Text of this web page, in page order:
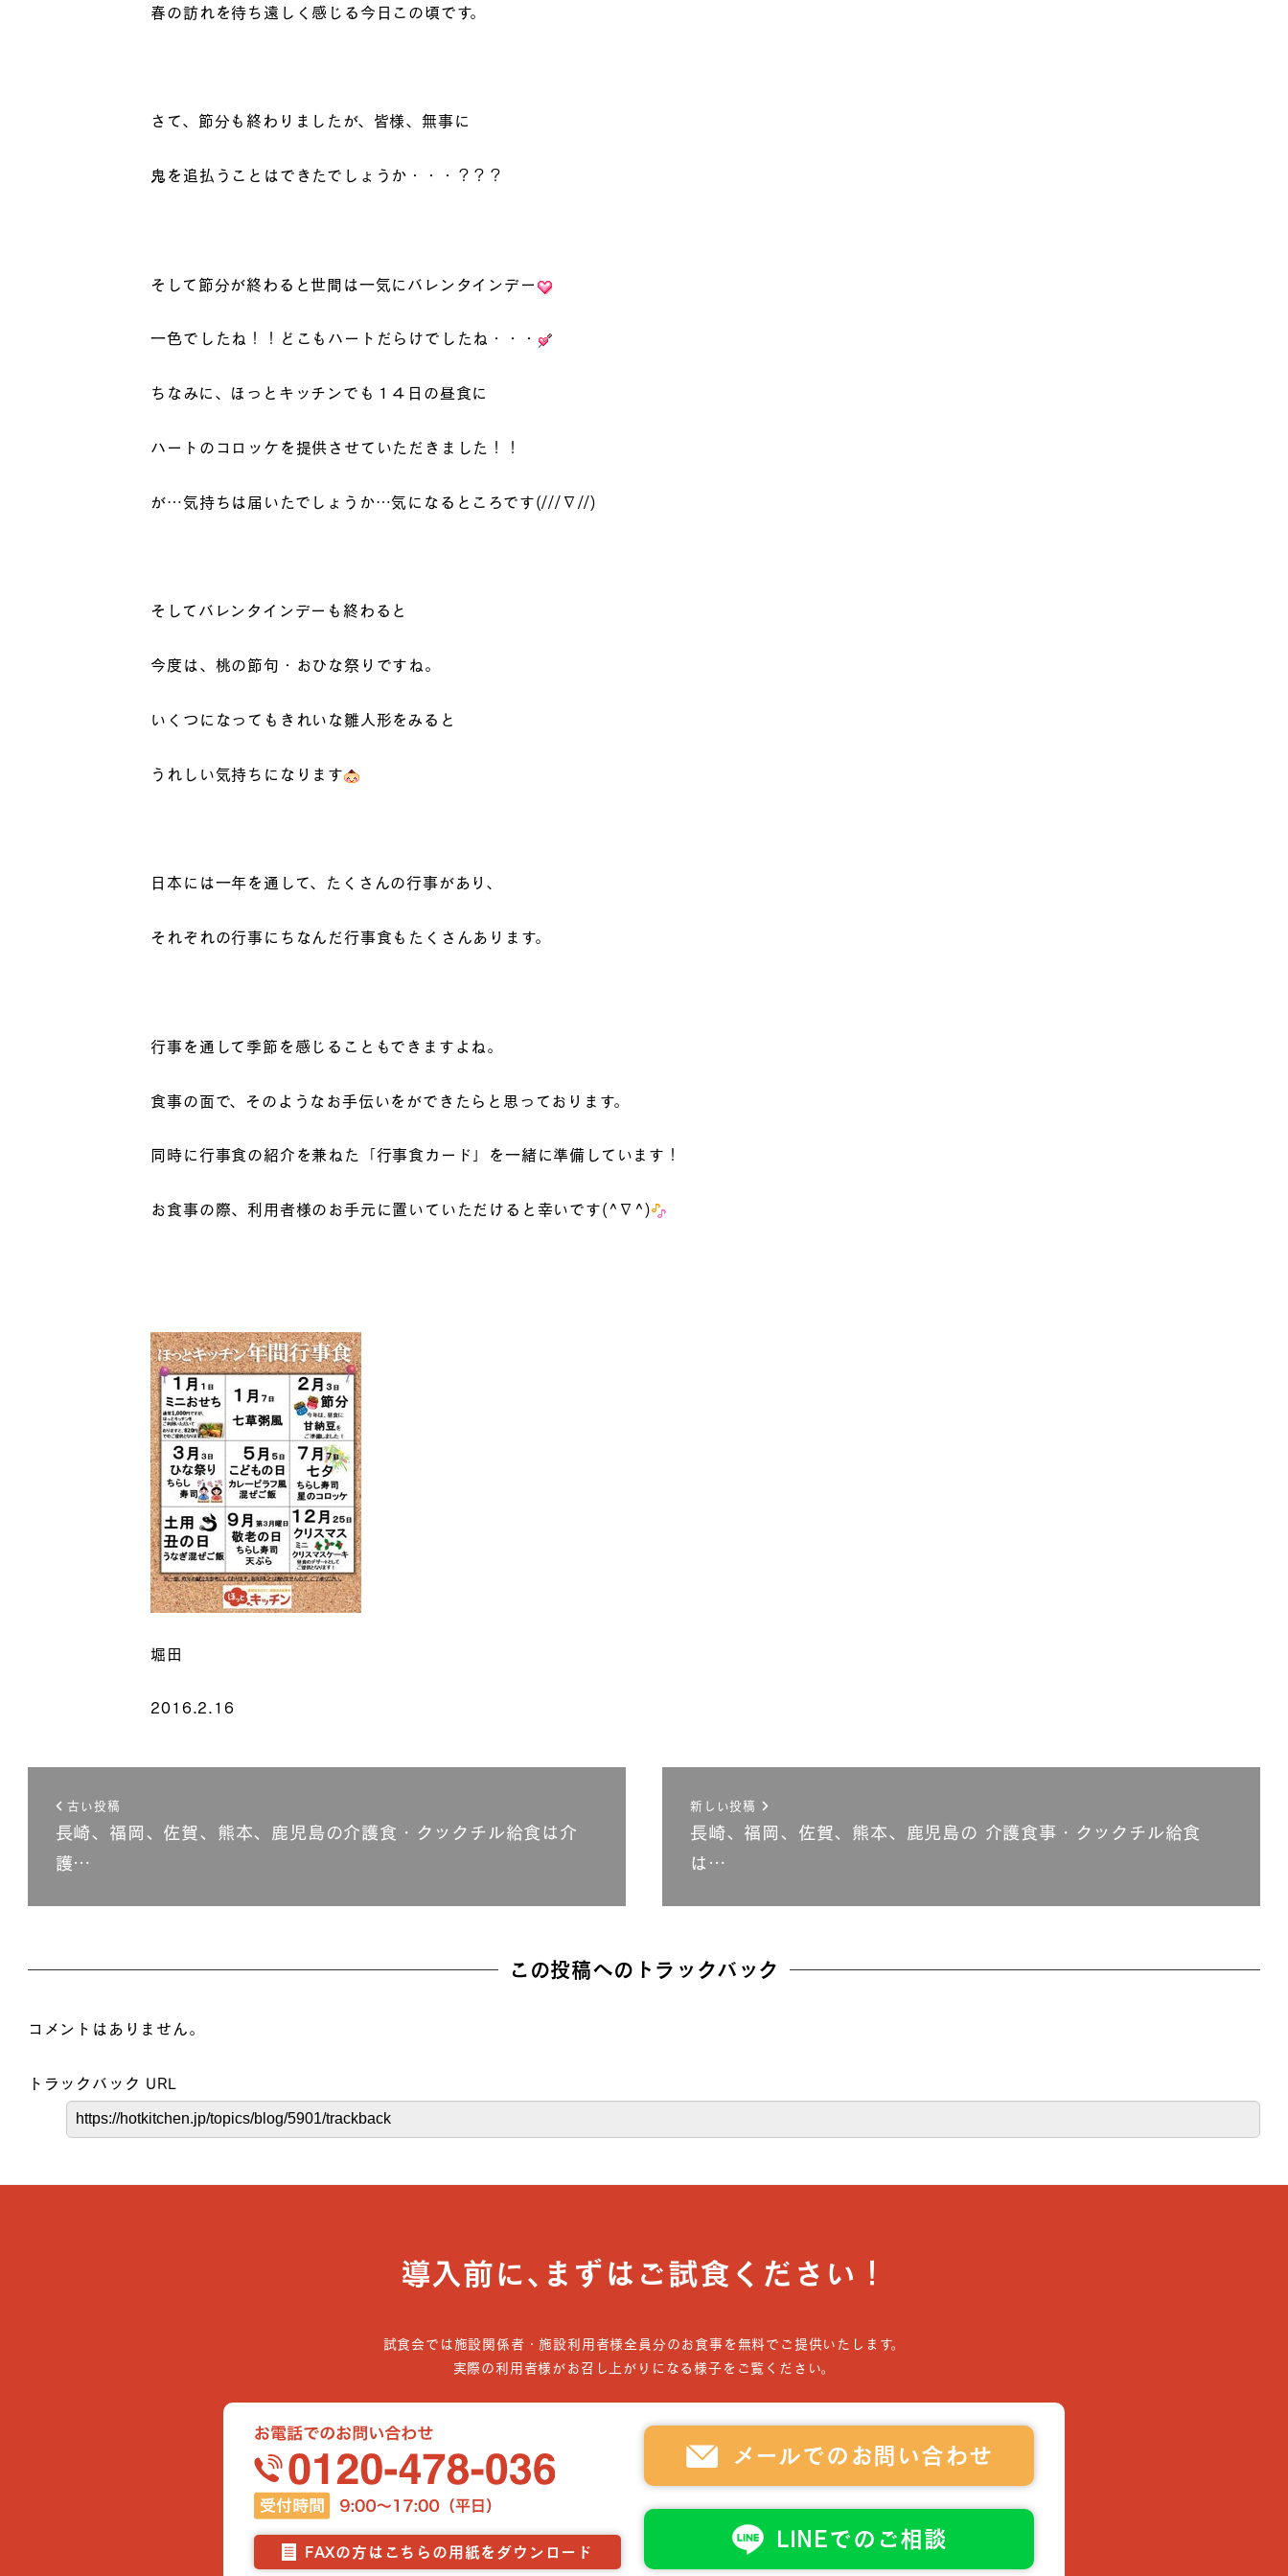
春の訪れを待ち遠しく感じる今日この頃です。
さて、節分も終わりましたが、皆様、無事に
鬼を追払うことはできたでしょうか・・・？？？
そして節分が終わると世間は一気にバレンタインデー
一色でしたね！！どこもハートだらけでしたね・・・
ちなみに、ほっとキッチンでも１４日の昼食に
ハートのコロッケを提供させていただきました！！
が…気持ちは届いたでしょうか…気になるところです(///∇//)
そしてバレンタインデーも終わると
今度は、桃の節句・おひな祭りですね。
いくつになってもきれいな雛人形をみると
うれしい気持ちになります
日本には一年を通して、たくさんの行事があり、
それぞれの行事にちなんだ行事食もたくさんあります。
行事を通して季節を感じることもできますよね。
食事の面で、そのようなお手伝いをができたらと思っております。
同時に行事食の紹介を兼ねた「行事食カード」を一緒に準備しています！
お食事の際、利用者様のお手元に置いていただけると幸いです(^∇^)
堀田
2016.2.16
古い投稿
長崎、福岡、佐賀、熊本、鹿児島の介護食・クックチル給食は介
護…
新しい投稿
長崎、福岡、佐賀、熊本、鹿児島の 介護食事・クックチル給食
は…
この投稿へのトラックバック
コメントはありません。
トラックバック URL
導入前に､まずはご試食ください！
試食会では施設関係者・施設利用者様全員分のお食事を無料でご提供いたします。
実際の利用者様がお召し上がりになる様子をご覧ください。
FAXの方はこちらの用紙をダウンロード
メールでのお問い合わせ
LINEでのご相談